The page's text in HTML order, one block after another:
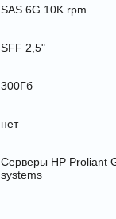
SAS 6G 10K rpm
SFF 2,5"
300Гб
нет
Серверы HP Proliant
systems